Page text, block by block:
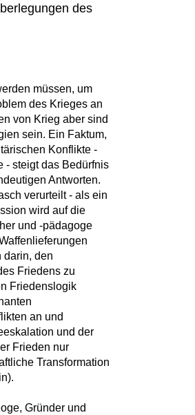
des
müssen, um
des Krieges an
von Krieg aber sind
sein. Ein Faktum,
Konflikte -
- steigt das Bedürfnis
Antworten.
verurteilt - als ein
wird auf die
und -pädagoge
darin, den
Friedens zu
Friedenslogik
an und
und der
Frieden nur
Transformation
Gründer und